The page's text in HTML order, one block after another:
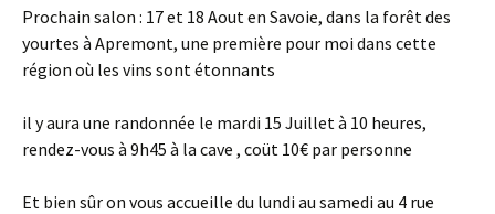
Prochain salon : 17 et 18 Aout en Savoie, dans la forêt des
yourtes à Apremont, une première pour moi dans cette
région où les vins sont étonnants
il y aura une randonnée le mardi 15 Juillet à 10 heures,
rendez-vous à 9h45 à la cave , coüt 10€ par personne
Et bien sûr on vous accueille du lundi au samedi au 4 rue